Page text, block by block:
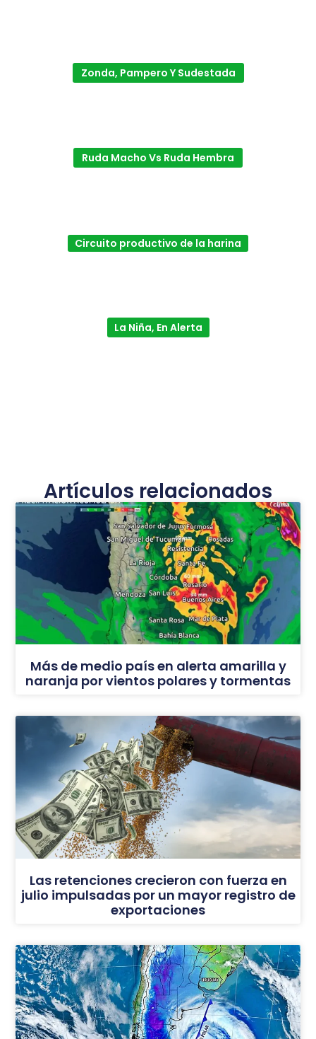
Zonda, Pampero Y Sudestada
Ruda Macho Vs Ruda Hembra
Circuito productivo de la harina
La Niña, En Alerta
Artículos relacionados
Más de medio país en alerta amarilla y
naranja por vientos polares y tormentas
Las retenciones crecieron con fuerza en
julio impulsadas por un mayor registro de
exportaciones